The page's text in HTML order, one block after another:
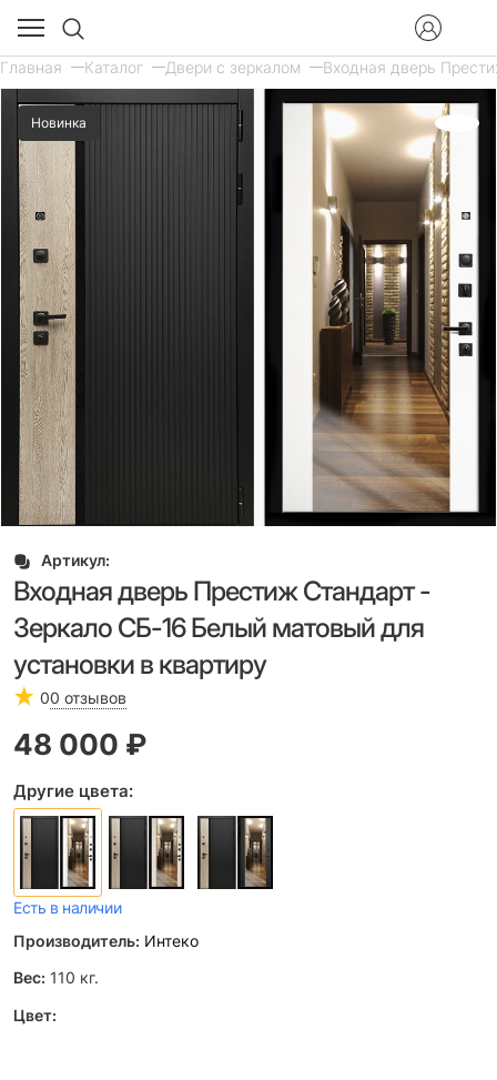
Главная Каталог Двери с зеркалом Входная дверь
Новинка
Артикул:
Входная дверь Престиж Стандарт -
Зеркало СБ-16 Белый матовый для
установки в квартиру
00 отзывов
48 000 ₽
Другие цвета:
Есть в наличии
Производитель: Интеко
Вес: 110 кг.
Цвет: